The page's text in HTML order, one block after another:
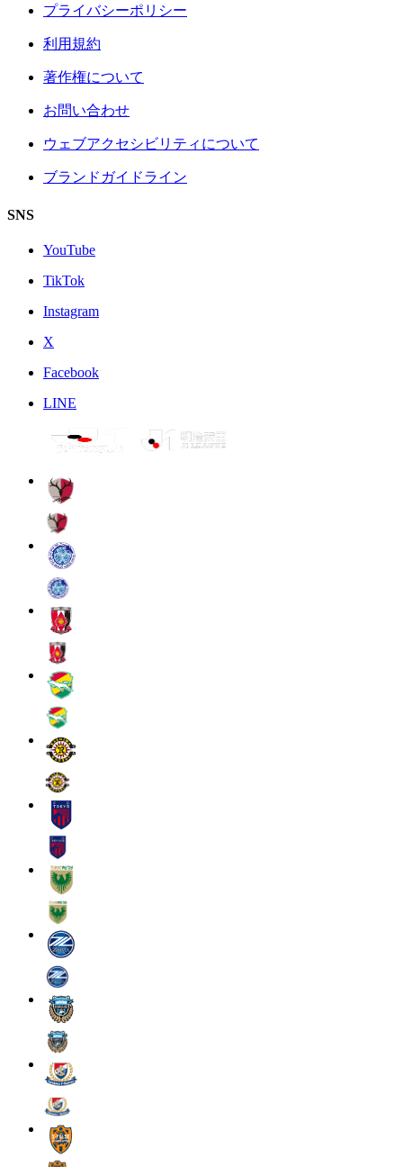
プライバシーポリシー
利用規約
著作権について
お問い合わせ
ウェブアクセシビリティについて
ブランドガイドライン
SNS
YouTube
TikTok
Instagram
X
Facebook
LINE